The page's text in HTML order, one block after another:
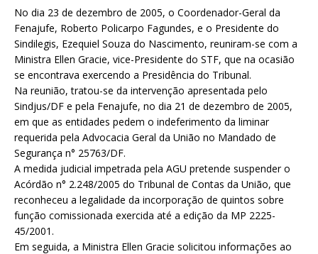
No dia 23 de dezembro de 2005, o Coordenador-Geral da
Fenajufe, Roberto Policarpo Fagundes, e o Presidente do
Sindilegis, Ezequiel Souza do Nascimento, reuniram-se com a
Ministra Ellen Gracie, vice-Presidente do STF, que na ocasião
se encontrava exercendo a Presidência do Tribunal.
Na reunião, tratou-se da intervenção apresentada pelo
Sindjus/DF e pela Fenajufe, no dia 21 de dezembro de 2005,
em que as entidades pedem o indeferimento da liminar
requerida pela Advocacia Geral da União no Mandado de
Segurança n° 25763/DF.
A medida judicial impetrada pela AGU pretende suspender o
Acórdão n° 2.248/2005 do Tribunal de Contas da União, que
reconheceu a legalidade da incorporação de quintos sobre
função comissionada exercida até a edição da MP 2225-
45/2001.
Em seguida, a Ministra Ellen Gracie solicitou informações ao